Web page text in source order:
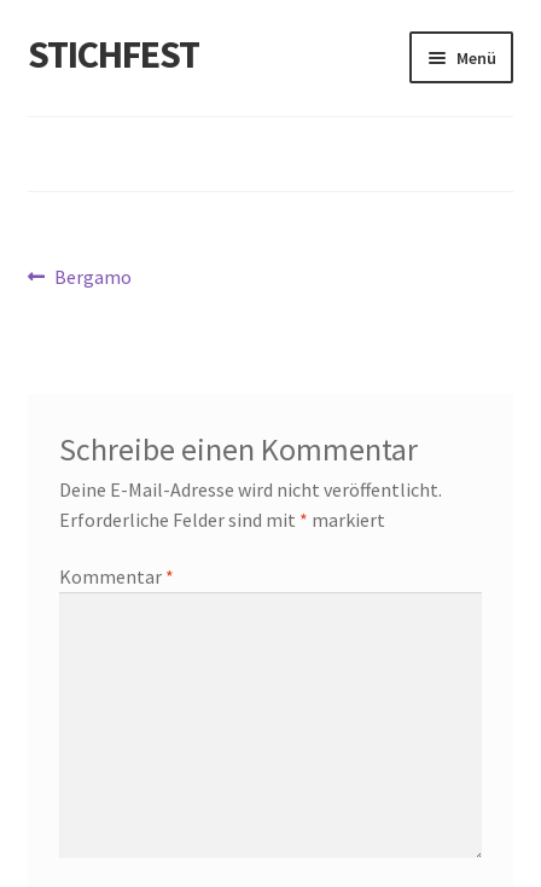
Zur
Navigation
Zum
Inhalt
STICHFEST Menü
Beitragsnavigation
Vorheriger
Bergamo
Schreibe einen Kommentar
Deine E-Mail-Adresse wird nicht veröffentlicht.
Erforderliche Felder sind mit * markiert
Kommentar *